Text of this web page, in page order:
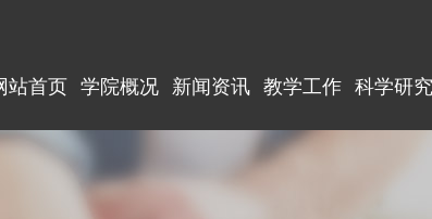
站首页 学院概况 新闻资讯 教学工作 科学研究